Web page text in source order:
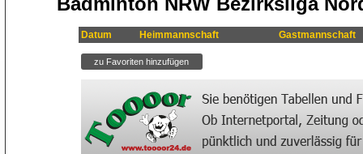
Datum Heimmannschaft Gastmannschaft